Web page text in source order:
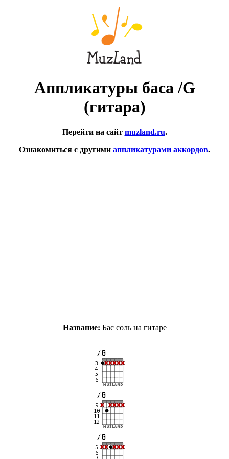
Аппликатуры баса /G
(гитара)
Перейти на сайт muzland.ru.
Ознакомиться с другими аппликатурами аккордов.
Название: Бас соль на гитаре